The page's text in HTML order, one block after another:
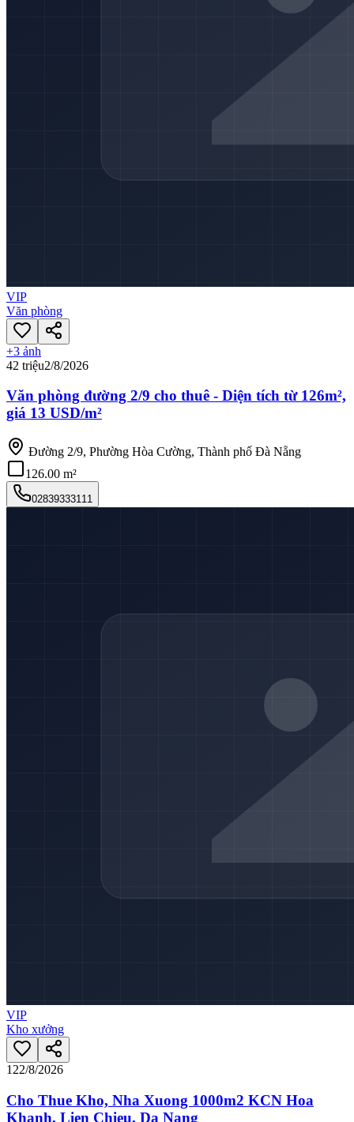
VIP
Văn phòng
+3 ảnh
42 triệu2/8/2026
Văn phòng đường 2/9 cho thuê - Diện tích từ 126m²,
giá 13 USD/m²
Đường 2/9, Phường Hòa Cường, Thành phố Đà Nẵng
126.00 m²
02839333111
VIP
Kho xưởng
122/8/2026
Cho Thue Kho, Nha Xuong 1000m2 KCN Hoa
Khanh, Lien Chieu, Da Nang